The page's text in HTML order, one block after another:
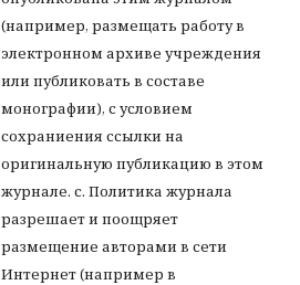
(например, размещать работу в
электронном архиве учреждения
или публиковать в составе
монографии), с условием
сохраниения ссылки на
оригинальную публикацию в этом
журнале. с. Политика журнала
разрешает и поощряет
размещение авторами в сети
Интернет (например в